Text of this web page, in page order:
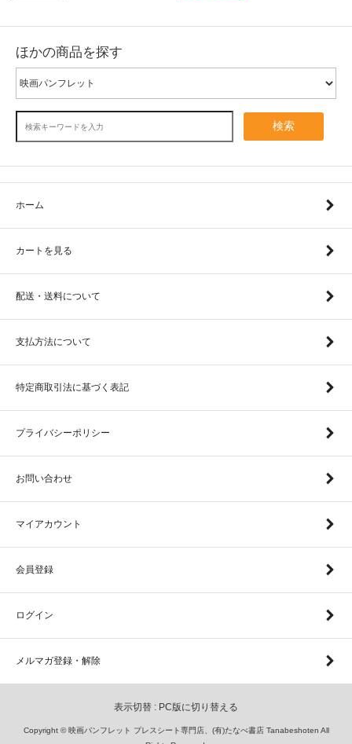
ほかの商品を探す
検索
ホーム
カートを見る
配送・送料について
支払方法について
特定商取引法に基づく表記
プライバシーポリシー
お問い合わせ
マイアカウント
会員登録
ログイン
メルマガ登録・解除
表示切替 : PC版に切り替える
Copyright © 映画パンフレット プレスシート専門店、(有)たなべ書店 Tanabeshoten All